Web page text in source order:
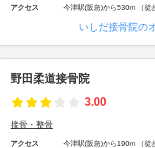
アクセス 今津駅(阪急)から530m （徒
いしだ接骨院の
野田柔道接骨院
3.00
接骨・整骨
アクセス
今津駅(阪急)から190m （徒